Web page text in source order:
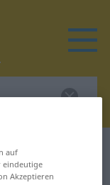
Tunke
für
auf
eindeutige
Akzeptieren